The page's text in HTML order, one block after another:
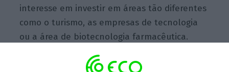
interesse em investir em áreas tão diferentes
como o turismo, as empresas de tecnologia
ou a área de biotecnologia farmacêutica.
vão ter já ‘follow up’ marcado com encontros